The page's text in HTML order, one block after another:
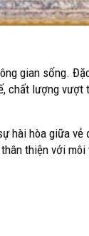
gian sống.
chất lượng vượt
hài hòa giữa vẻ
thiện với